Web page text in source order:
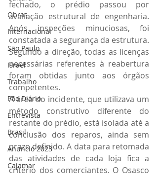
Obras
Internacional
São Paulo
Israel
Trabalho
Pão Diário
Entrevista
Brasil
Anuncio 2023
Cajamar
fechado, o prédio passou por
avaliação estrutural de engenharia.
Após inspeções minuciosas, foi
constatada a segurança da estrutura.
Segundo a direção, todas as licenças
necessárias referentes à reabertura
foram obtidas junto aos órgãos
competentes.
A área do incidente, que utilizava um
método construtivo diferente do
restante do prédio, está isolada até a
conclusão dos reparos, ainda sem
prazo definido. A data para retomada
das atividades de cada loja fica a
critério dos comerciantes. O Osasco